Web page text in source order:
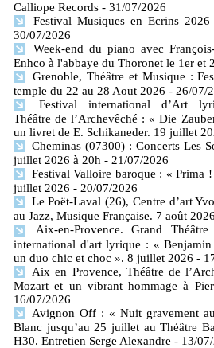
Calliope Records - 31/07/2026
Festival Musiques en Ecrins
30/07/2026
Week-end du piano avec
Enhco à l'abbaye du Thoronet le 1er et
Grenoble, Théâtre et Musique :
temple du 22 au 28 Aout 2026 - 26/07/
Festival international d’Art
Théâtre de l’Archevêché : « Die
un livret de E. Schikaneder. 19 juillet
Cheminas (07300) : Concerts Les
juillet 2026 à 20h - 21/07/2026
Festival Valloire baroque : « Prima
juillet 2026 - 20/07/2026
Le Poët-Laval (26), Centre d’art
au Jazz, Musique Française. 7 août
Aix-en-Provence. Grand
international d'art lyrique : «
un duo chic et choc ». 8 juillet 2026 -
Aix en Provence, Théâtre de
Mozart et un vibrant hommage à
16/07/2026
Avignon Off : « Nuit gravement
Blanc jusqu’au 25 juillet au Théâtre
H30. Entretien Serge Alexandre - 13/